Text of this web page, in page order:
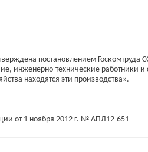
постановлением
инженерно-технические работники
находятся эти производства».
от 1 ноября 2012 г. № АПЛ12-651